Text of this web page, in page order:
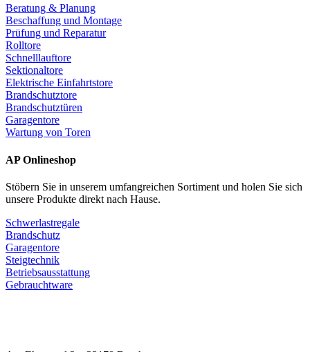
Beratung & Planung
Beschaffung und Montage
Prüfung und Reparatur
Rolltore
Schnelllauftore
Sektionaltore
Elektrische Einfahrtstore
Brandschutztore
Brandschutztüren
Garagentore
Wartung von Toren
AP Onlineshop
Stöbern Sie in unserem umfangreichen Sortiment und holen Sie sich
unsere Produkte direkt nach Hause.
Schwerlastregale
Brandschutz
Garagentore
Steigtechnik
Betriebsausstattung
Gebrauchtware